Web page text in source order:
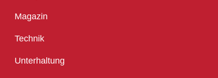
Magazin
Technik
Unterhaltung